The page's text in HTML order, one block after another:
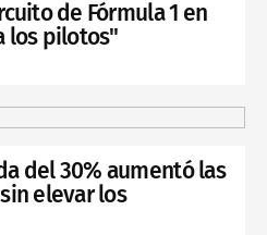
de Fórmula 1 en
los pilotos"
del 30% aumentó las
elevar los